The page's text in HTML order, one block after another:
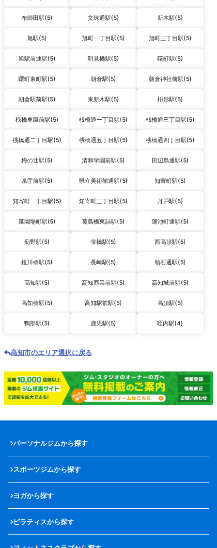
布師田駅(5) 文珠通駅(5) 新木駅(5)
旭駅(5) 旭町一丁目駅(5) 旭町三丁目駅(5)
旭駅前通駅(5) 明見橋駅(5) 曙町駅(5)
曙町東町駅(5) 朝倉駅(5) 朝倉神社前駅(5)
朝倉駅前駅(5) 東新木駅(5) 枡形駅(5)
桟橋車庫前駅(5) 桟橋通一丁目駅(5) 桟橋通三丁目駅(5)
桟橋通二丁目駅(5) 桟橋通五丁目駅(5) 桟橋通四丁目駅(5)
梅の辻駅(5) 清和学園前駅(5) 田辺島通駅(5)
県庁前駅(5) 県立美術館通駅(5) 知寄町駅(5)
知寄町一丁目駅(5) 知寄町三丁目駅(5) 舟戸駅(5)
菜園場町駅(5) 葛島橋東詰駅(5) 蓮池町通駅(5)
薊野駅(5) 蛍橋駅(5) 西高須駅(5)
鏡川橋駅(5) 長崎駅(5) 領石通駅(5)
高知駅(5) 高知商業前駅(5) 高知城前駅(5)
高知橋駅(5) 高知駅前駅(5) 高須駅(5)
鴨部駅(5) 鹿児駅(5) 咥内駅(4)
高知市のエリア選択に戻る
パーソナルジムから探す
スポーツジムから探す
ヨガから探す
ピラティスから探す